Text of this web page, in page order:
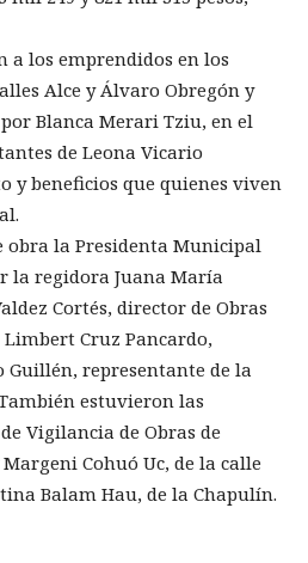
a los emprendidos en los
Alce y Álvaro Obregón y
Blanca Merari Tziu, en el
de Leona Vicario
y beneficios que quienes viven
obra la Presidenta Municipal
la regidora Juana María
Cortés, director de Obras
Cruz Pancardo,
Guillén, representante de la
estuvieron las
Vigilancia de Obras de
Cohuó Uc, de la calle
Balam Hau, de la Chapulín.